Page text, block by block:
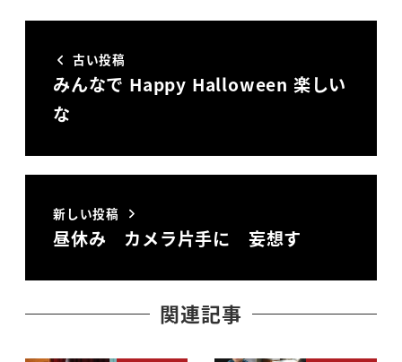
古い投稿
みんなで Happy Halloween 楽しい
な
新しい投稿
昼休み カメラ片手に 妄想す
関連記事